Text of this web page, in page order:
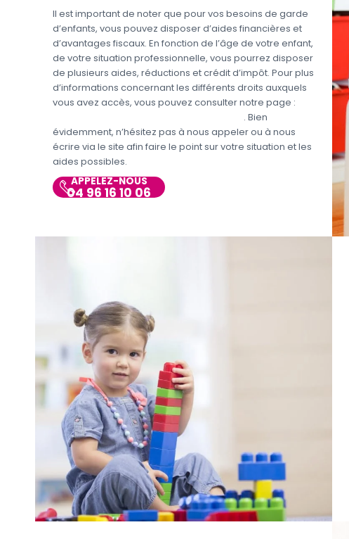
Il est important de noter que pour vos besoins de garde
d’enfants, vous pouvez disposer d’aides financières et
d’avantages fiscaux. En fonction de l’âge de votre enfant,
de votre situation professionnelle, vous pourrez disposer
de plusieurs aides, réductions et crédit d’impôt. Pour plus
d’informations concernant les différents droits auxquels
vous avez accès, vous pouvez consulter notre page :
. Bien
évidemment, n’hésitez pas à nous appeler ou à nous
écrire via le site afin faire le point sur votre situation et les
aides possibles.
APPELEZ-NOUS
04 96 16 10 06